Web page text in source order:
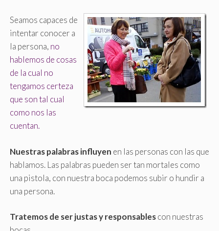
Seamos capaces de
intentar conocer a
la persona, no
hablemos de cosas
de la cual no
tengamos certeza
que son tal cual
como nos las
cuentan.
Nuestras palabras influyen en las personas con las que
hablamos. Las palabras pueden ser tan mortales como
una pistola, con nuestra boca podemos subir o hundir a
una persona.
Tratemos de ser justas y responsablescon nuestras